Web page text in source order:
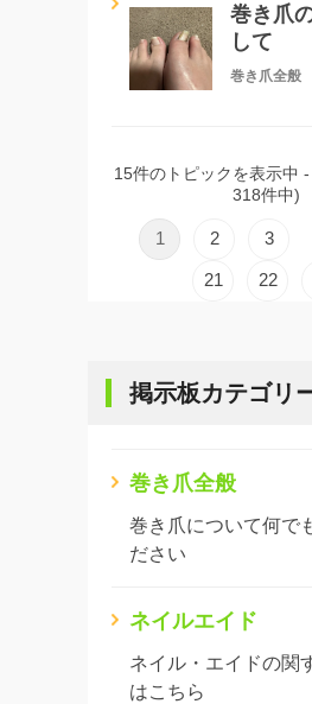
巻き爪
して
巻き爪全般
15件のトピックを表示中
318件中)
1 2 3
21 22
掲示板カテゴリ
巻き爪全般
巻き爪について何で
ださい
ネイルエイド
ネイル・エイドの関
はこちら